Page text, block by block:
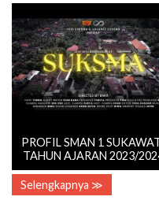
PROFIL SMAN 1
TAHUN AJARAN 2023/
Selengkapnya ≫